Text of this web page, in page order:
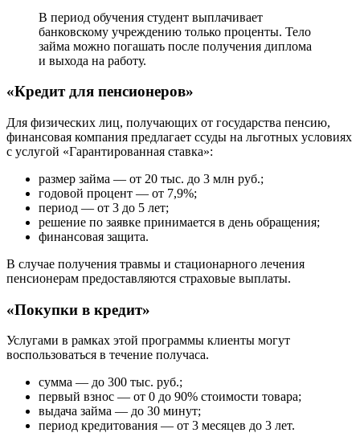
В период обучения студент выплачивает
банковскому учреждению только проценты. Тело
займа можно погашать после получения диплома
и выхода на работу.
«Кредит для пенсионеров»
Для физических лиц, получающих от государства пенсию,
финансовая компания предлагает ссуды на льготных условиях
с услугой «Гарантированная ставка»:
размер займа — от 20 тыс. до 3 млн руб.;
годовой процент — от 7,9%;
период — от 3 до 5 лет;
решение по заявке принимается в день обращения;
финансовая защита.
В случае получения травмы и стационарного лечения
пенсионерам предоставляются страховые выплаты.
«Покупки в кредит»
Услугами в рамках этой программы клиенты могут
воспользоваться в течение получаса.
сумма — до 300 тыс. руб.;
первый взнос — от 0 до 90% стоимости товара;
выдача займа — до 30 минут;
период кредитования — от 3 месяцев до 3 лет.